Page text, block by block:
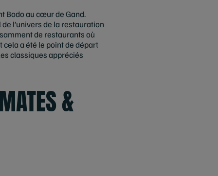
Bodo au cœur de Gand.
l’univers de la restauration
de restaurants où
cela a été le point de départ
classiques appréciés
&